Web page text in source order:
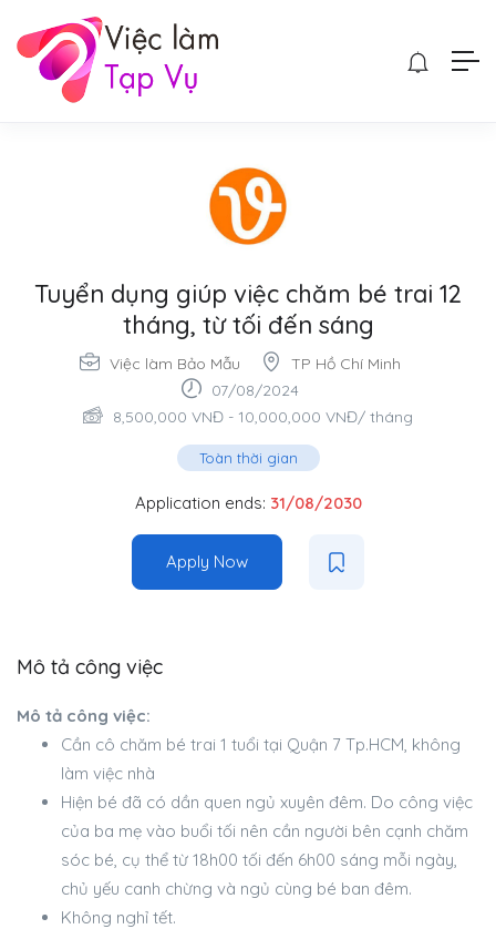
Tuyển dụng giúp việc chăm bé trai 12
tháng, từ tối đến sáng
Việc làm Bảo Mẫu
TP Hồ Chí Minh
07/08/2024
8,500,000 VNĐ - 10,000,000 VNĐ/ tháng
Toàn thời gian
Application ends: 31/08/2030
Apply Now
Mô tả công việc
Mô tả công việc:
Cần cô chăm bé trai 1 tuổi tại Quận 7 Tp.HCM, không
làm việc nhà
Hiện bé đã có dần quen ngủ xuyên đêm. Do công việc
của ba mẹ vào buổi tối nên cần người bên cạnh chăm
sóc bé, cụ thể từ 18h00 tối đến 6h00 sáng mỗi ngày,
chủ yếu canh chừng và ngủ cùng bé ban đêm.
Không nghỉ tết.